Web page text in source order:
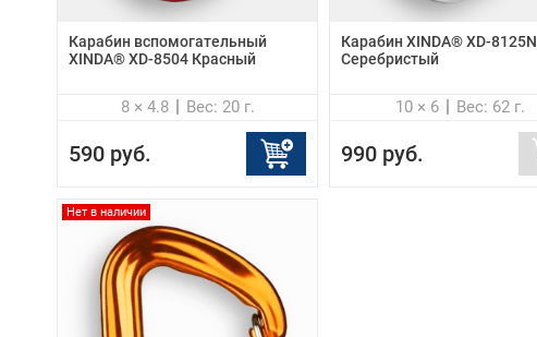
Карабин вспомогательный
XINDA® XD-8504 Красный
8 × 4.8 Вес: 20 г.
590 руб.
Карабин XINDA® XD-8125N
Серебристый
10 × 6 Вес: 62 г.
990 руб.
Нет в наличии